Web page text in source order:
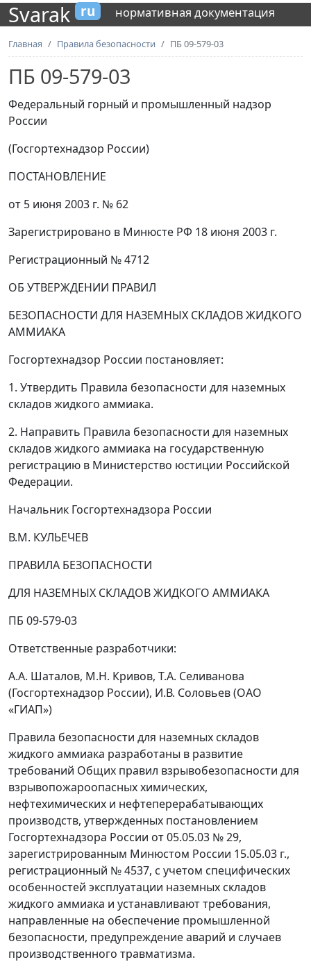
Svarak ru нормативная документация
Главная Правила безопасности ПБ 09-579-03
ПБ 09-579-03
Федеральный горный и промышленный надзор
России
(Госгортехнадзор России)
ПОСТАНОВЛЕНИЕ
от 5 июня 2003 г. № 62
Зарегистрировано в Минюсте РФ 18 июня 2003 г.
Регистрационный № 4712
ОБ УТВЕРЖДЕНИИ ПРАВИЛ
БЕЗОПАСНОСТИ ДЛЯ НАЗЕМНЫХ СКЛАДОВ ЖИДКОГО
АММИАКА
Госгортехнадзор России постановляет:
1. Утвердить Правила безопасности для наземных
складов жидкого аммиака.
2. Направить Правила безопасности для наземных
складов жидкого аммиака на государственную
регистрацию в Министерство юстиции Российской
Федерации.
Начальник Госгортехнадзора России
В.М. КУЛЬЕЧЕВ
ПРАВИЛА БЕЗОПАСНОСТИ
ДЛЯ НАЗЕМНЫХ СКЛАДОВ ЖИДКОГО АММИАКА
ПБ 09-579-03
Ответственные разработчики:
А.А. Шаталов, М.Н. Кривов, Т.А. Селиванова
(Госгортехнадзор России), И.В. Соловьев (ОАО
«ГИАП»)
Правила безопасности для наземных складов
жидкого аммиака разработаны в развитие
требований Общих правил взрывобезопасности для
взрывопожароопасных химических,
нефтехимических и нефтеперерабатывающих
производств, утвержденных постановлением
Госгортехнадзора России от 05.05.03 № 29,
зарегистрированным Минюстом России 15.05.03 г.,
регистрационный № 4537, с учетом специфических
особенностей эксплуатации наземных складов
жидкого аммиака и устанавливают требования,
направленные на обеспечение промышленной
безопасности, предупреждение аварий и случаев
производственного травматизма.